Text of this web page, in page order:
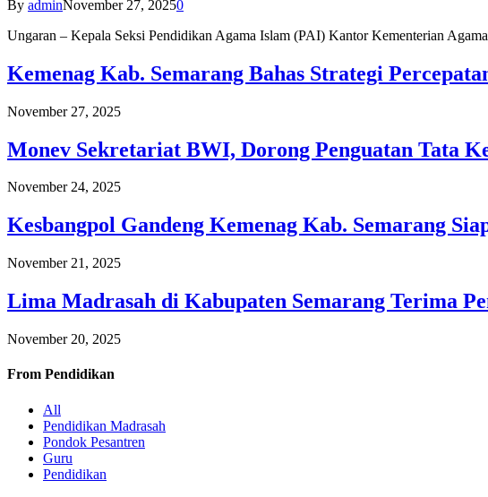
By adminNovember 27, 20250
Ungaran – Kepala Seksi Pendidikan Agama Islam (PAI) Kantor Kementerian
Kemenag Kab. Semarang Bahas Strategi
November 27, 2025
Monev Sekretariat BWI, Dorong Penguatan Tata
November 24, 2025
Kesbangpol Gandeng Kemenag Kab. Semarang
November 21, 2025
Lima Madrasah di Kabupaten Semarang Terima
November 20, 2025
From Pendidikan
All
Pendidikan Madrasah
Pondok Pesantren
Guru
Pendidikan